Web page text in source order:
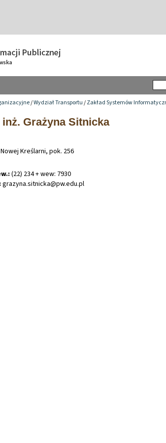
/Wydział Transportu/Zakład Systemów
Grażyna Sitnicka
Kreślarni, pok. 256
(22) 234 + wew: 7930
grazyna.sitnicka@pw.edu.pl